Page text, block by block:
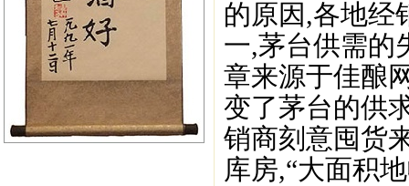
的原因,各地经
一,茅台供需的
章来源于佳酿
变了茅台的供
销商刻意囤货
库房,“大面积